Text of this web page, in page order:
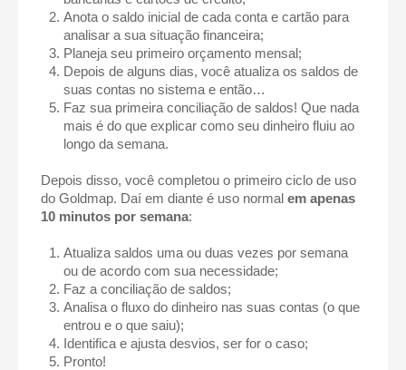
Anota o saldo inicial de cada conta e cartão para
analisar a sua situação financeira;
Planeja seu primeiro orçamento mensal;
Depois de alguns dias, você atualiza os saldos de
suas contas no sistema e então…
Faz sua primeira conciliação de saldos! Que nada
mais é do que explicar como seu dinheiro fluiu ao
longo da semana.
Depois disso, você completou o primeiro ciclo de uso
do Goldmap. Daí em diante é uso normal em apenas
10 minutos por semana:
Atualiza saldos uma ou duas vezes por semana
ou de acordo com sua necessidade;
Faz a conciliação de saldos;
Analisa o fluxo do dinheiro nas suas contas (o que
entrou e o que saiu);
Identifica e ajusta desvios, ser for o caso;
Pronto!